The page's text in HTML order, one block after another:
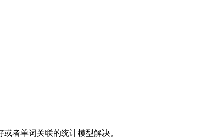
者单词关联的统计模型解决。